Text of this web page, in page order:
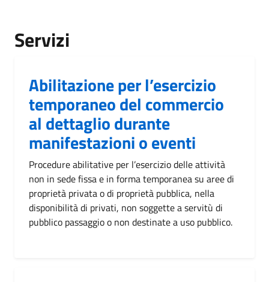
Servizi
Abilitazione per l’esercizio
temporaneo del commercio
al dettaglio durante
manifestazioni o eventi
Procedure abilitative per l’esercizio delle attività
non in sede fissa e in forma temporanea su aree di
proprietà privata o di proprietà pubblica, nella
disponibilità di privati, non soggette a servitù di
pubblico passaggio o non destinate a uso pubblico.